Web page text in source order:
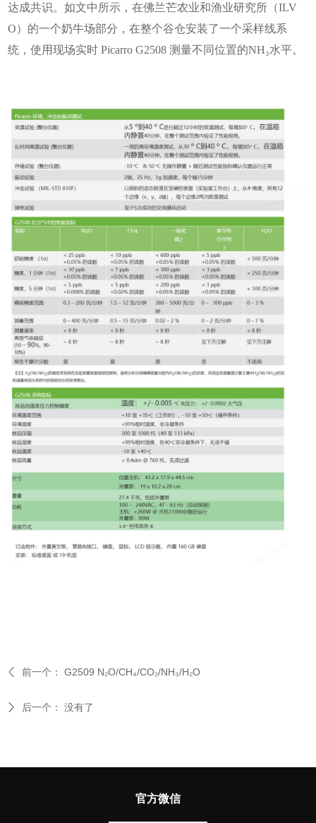
达成共识。如文中所示，在佛兰芒农业和渔业研究所（ILV
O）的一个奶牛场部分，在整个谷仓安装了一个采样线系
统，使用现场实时 Picarro G2508 测量不同位置的NH₃水平。
前一个：G2509 N₂O/CH₄/CO₂/NH₃/H₂O
后一个：没有了
官方微信